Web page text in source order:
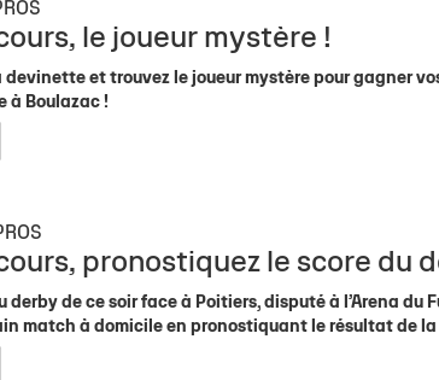
le joueur mystère !
devinette et trouvez le joueur mystère pour gagner
à Boulazac !
pronostiquez le score du
derby de ce soir face à Poitiers, disputé à l’Arena
match à domicile en pronostiquant le résultat de la